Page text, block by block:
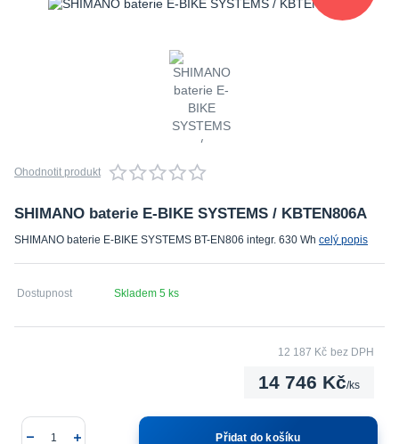
Ohodnotit produkt
SHIMANO baterie E-BIKE SYSTEMS / KBTEN806A
SHIMANO baterie E-BIKE SYSTEMS BT-EN806 integr. 630 Wh celý popis
Dostupnost Skladem 5 ks
14 746 Kč/ks
12 187 Kč bez DPH
Přidat do košíku